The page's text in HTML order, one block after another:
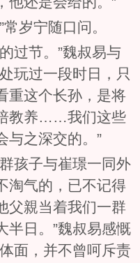
岁宁随口问。
过节。”魏叔易与
玩过一段时日，只
重这个长孙，是将
教养……我们这些
与之深交的。”
孩子与崔璟一同外
淘气的，已不记得
親当着我们一群
半日。”魏叔易感慨
面，并不曾呵斥责